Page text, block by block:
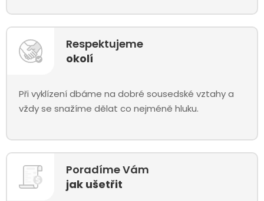
Respektujeme
okolí
Při vyklízení dbáme na dobré sousedské vztahy a
vždy se snažíme dělat co nejméně hluku.
Poradíme Vám
jak ušetřit